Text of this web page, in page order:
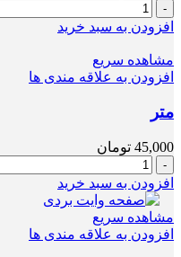
تانگرام
عدد
افزودن به سبد خرید
مشاهده سریع
افزودن به علاقه مندی ها
متر
45,000 تومان
متر
عدد
افزودن به سبد خرید
مشاهده سریع
افزودن به علاقه مندی ها